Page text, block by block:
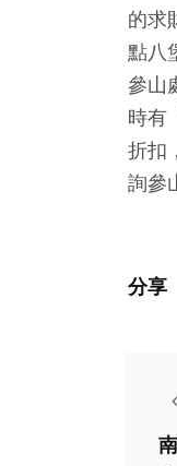
的求
點八
參山
時有
折扣
詢參
分享